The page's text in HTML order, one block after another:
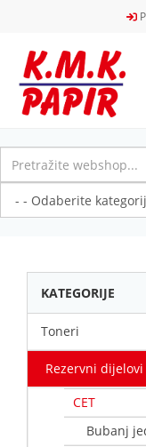
KATEGORIJE
Toneri
Rezervni
CET
Bubanj